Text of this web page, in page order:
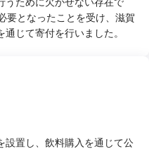
要となったことを受け、滋賀
じて寄付を行いました。
設置し、飲料購入を通じて公